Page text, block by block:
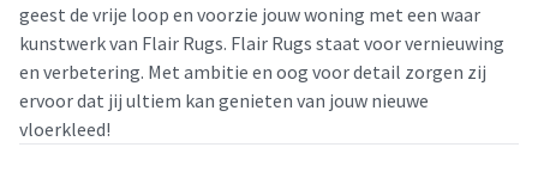
geest de vrije loop en voorzie jouw woning met een waar
kunstwerk van Flair Rugs. Flair Rugs staat voor vernieuwing
en verbetering. Met ambitie en oog voor detail zorgen zij
ervoor dat jij ultiem kan genieten van jouw nieuwe
vloerkleed!